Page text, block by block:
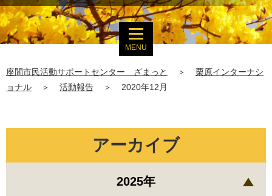
MENU
座間市民活動サポートセンター ざまっと ＞
栗原インターナシ
ョナル
＞ 活動報告 ＞ 2020年12月
アーカイブ
2025年